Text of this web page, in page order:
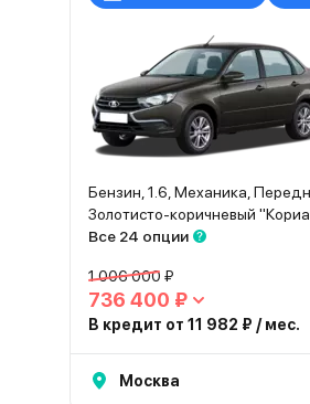
Бензин, 1.6, Механика,
Золотисто-коричневый
Все 24 опции
1 006 000 ₽
736 400 ₽
В кредит от 11 982 ₽ / мес.
Москва